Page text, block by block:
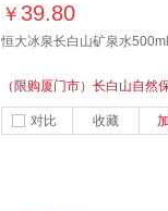
￥ 39.80
恒大冰泉长白山矿泉水
（限购厦门市）长白山自然
弱碱性含微量元素
对比
收藏